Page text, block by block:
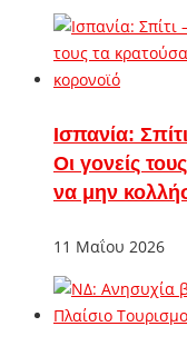
Ισπανία:
Οι γονείς
να μην
11 Μαΐου 2026